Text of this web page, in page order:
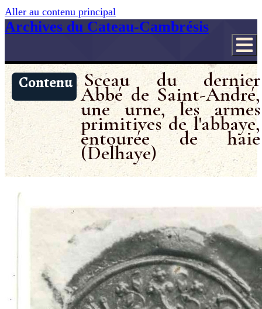
Aller au contenu principal
Archives du Cateau-Cambrésis
Contenu Sceau du dernier
Abbé de Saint-André,
une urne, les armes
primitives de l'abbaye,
entourée de haie
(Delhaye)